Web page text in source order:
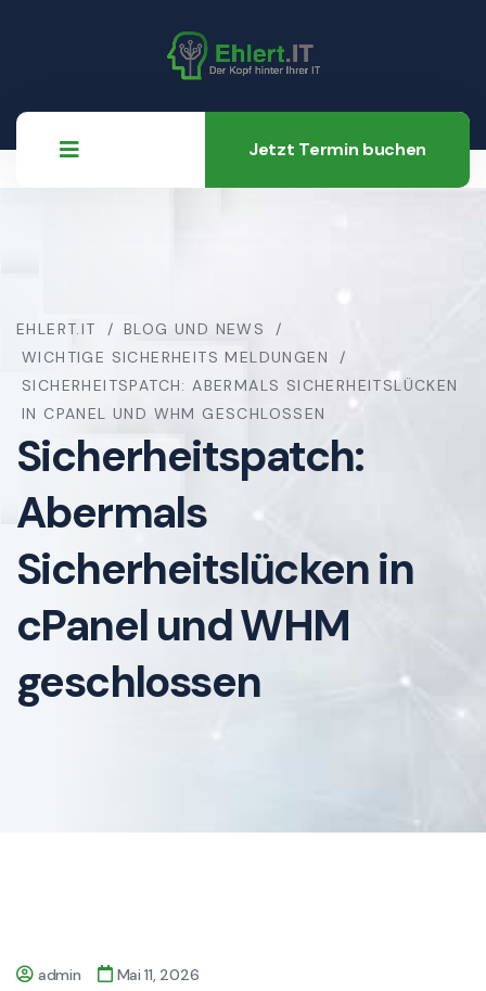
Jetzt Termin buchen
EHLERT.IT
BLOG UND NEWS
WICHTIGE SICHERHEITS MELDUNGEN
SICHERHEITSPATCH: ABERMALS SICHERHEITSLÜCKEN
IN CPANEL UND WHM GESCHLOSSEN
Sicherheitspatch:
Abermals
Sicherheitslücken in
cPanel und WHM
geschlossen
admin Mai 11, 2026